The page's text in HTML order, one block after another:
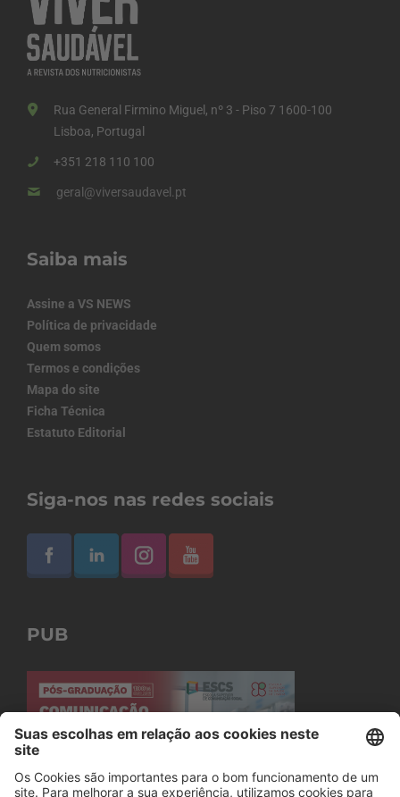
Rua General Firmino Miguel, nº 3 - Piso 7 1600-100
Lisboa, Portugal
+351 218 110 100
geral@viversaudavel.pt
Saiba mais
Assine a VS NEWS
Política de privacidade
Quem somos
Termos e condições
Mapa do site
Ficha Técnica
Estatuto Editorial
Siga-nos nas redes sociais
PUB